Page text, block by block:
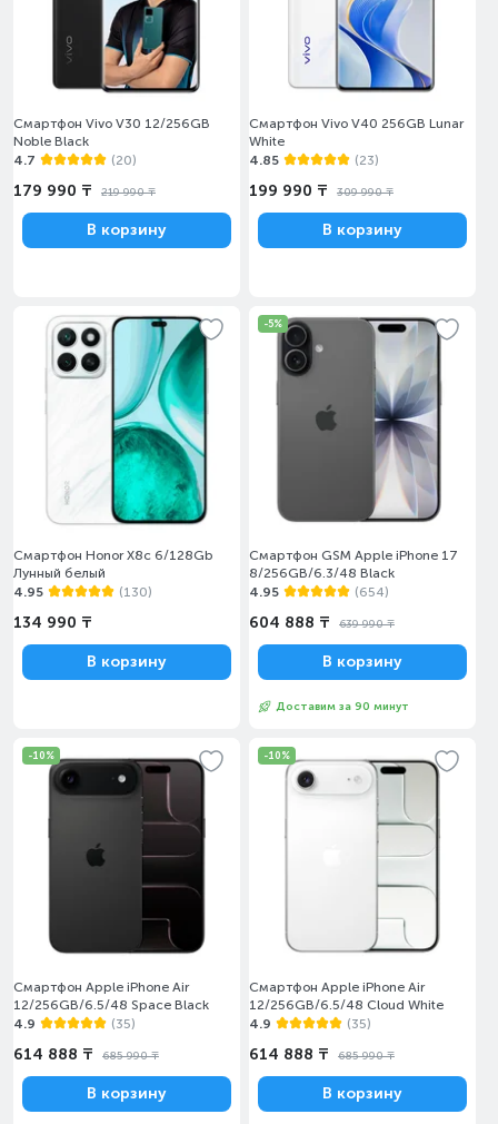
Смартфон Vivo V30 12/256GB
Noble Black
4.7
(20)
179 990 ₸ 219 990 ₸
В корзину
Смартфон Vivo V40 256GB Lunar
White
4.85
(23)
199 990 ₸ 309 990 ₸
В корзину
Смартфон Honor X8c 6/128Gb
Лунный белый
4.95
(130)
134 990 ₸
В корзину
-5%
Смартфон GSM Apple iPhone 17
8/256GB/6.3/48 Black
4.95
(654)
604 888 ₸ 639 990 ₸
В корзину
Доставим за 90 минут
-10%
Смартфон Apple iPhone Air
12/256GB/6.5/48 Space Black
4.9
(35)
614 888 ₸ 685 990 ₸
В корзину
-10%
Смартфон Apple iPhone Air
12/256GB/6.5/48 Cloud White
4.9
(35)
614 888 ₸ 685 990 ₸
В корзину